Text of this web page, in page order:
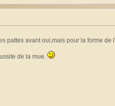
pattes avant oui,mais pour la forme de
de la mue.